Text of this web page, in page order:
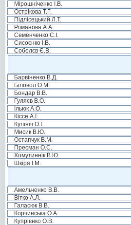
Мірошніченко І.В.
Острікова Т.Г.
Підлісецький Л.Т.
Романова А.А.
Семенченко С.І.
Сисоєнко І.В.
Соболєв Є.В.
Барвіненко В.Д.
Біловол О.М.
Бондар В.В.
Гуляєв В.О.
Ільюк А.О.
Кіссе А.І.
Кулініч О.І.
Мисик В.Ю.
Остапчук В.М.
Пресман О.С.
Хомутиннік В.Ю.
Шкіря І.М.
Амельченко В.В.
Вітко А.Л.
Галасюк В.В.
Корчинська О.А.
Купрієнко О.В.